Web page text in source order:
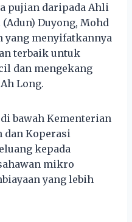
pujian daripada Ahli
Duyong, Mohd
yang menyifatkannya
terbaik untuk
dan mengekang
Long.
bawah Kementerian
dan Koperasi
kepada
mikro
yang lebih